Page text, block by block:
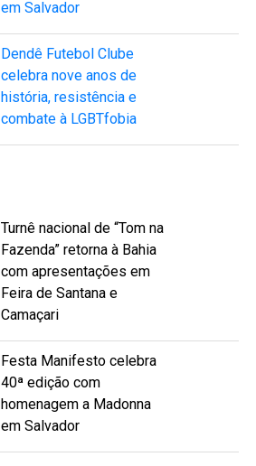
em Salvador
Dendê Futebol Clube
celebra nove anos de
história, resistência e
combate à LGBTfobia
Turnê nacional de “Tom na
Fazenda” retorna à Bahia
com apresentações em
Feira de Santana e
Camaçari
Festa Manifesto celebra
40ª edição com
homenagem a Madonna
em Salvador